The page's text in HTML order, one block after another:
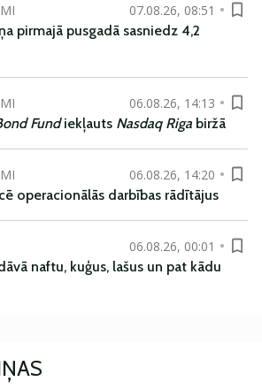
07.08.26, 08:51
pirmajā pusgadā sasniedz 4,2
06.08.26, 14:13
Fundiekļauts Nasdaq Riga biržā
06.08.26, 14:20
operacionālās darbības rādītājus
06.08.26, 00:01
naftu, kuģus, lašus un pat kādu